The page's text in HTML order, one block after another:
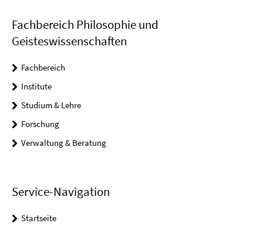
Fachbereich Philosophie und
Geisteswissenschaften
Fachbereich
Institute
Studium & Lehre
Forschung
Verwaltung & Beratung
Service-Navigation
Startseite